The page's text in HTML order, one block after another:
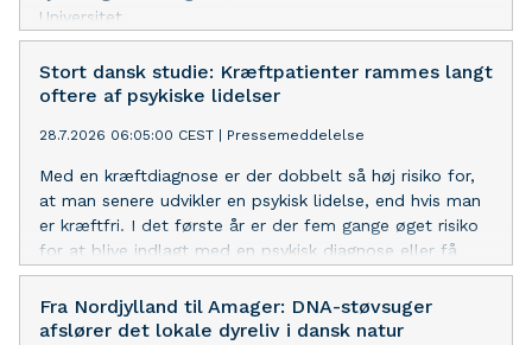
Universitet.
Stort dansk studie: Kræftpatienter rammes langt
oftere af psykiske lidelser
28.7.2026 06:05:00 CEST Pressemeddelelse
Med en kræftdiagnose er der dobbelt så høj risiko for,
at man senere udvikler en psykisk lidelse, end hvis man
er kræftfri. I det første år er der fem gange øget risiko
for at blive indlagt med en psykisk diagnose eller få
udskrevet medicin til behandling af sådanne sygdomme.
Fra Nordjylland til Amager: DNA-støvsuger
afslører det lokale dyreliv i dansk natur